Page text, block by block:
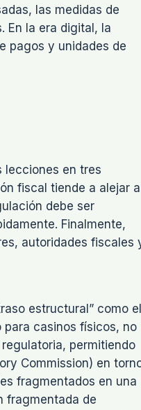
las medidas de
En la era digital, la
pagos y unidades de
lecciones en tres
fiscal tiende a alejar a
debe ser
Finalmente,
autoridades fiscales
estructural” como el
para casinos físicos, no
permitiendo
Commission) en
fragmentados en una
fragmentada de